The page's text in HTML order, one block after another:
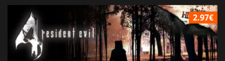
2.97€